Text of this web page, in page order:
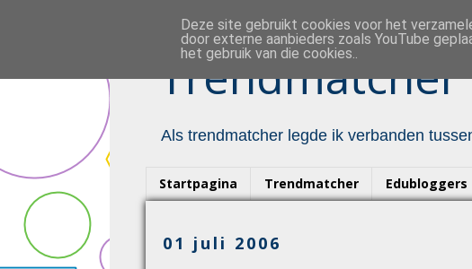
Als trendmatcher legde ik verbanden
Startpagina Trendmatcher Edubloggers
01 juli 2006
Deze site gebruikt cookies voor het
door externe aanbieders zoals YouTube
het gebruik van die cookies..